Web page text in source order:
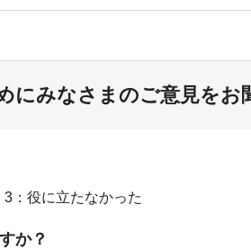
にみなさまのご意見をお
3：役に立たなかった
か？